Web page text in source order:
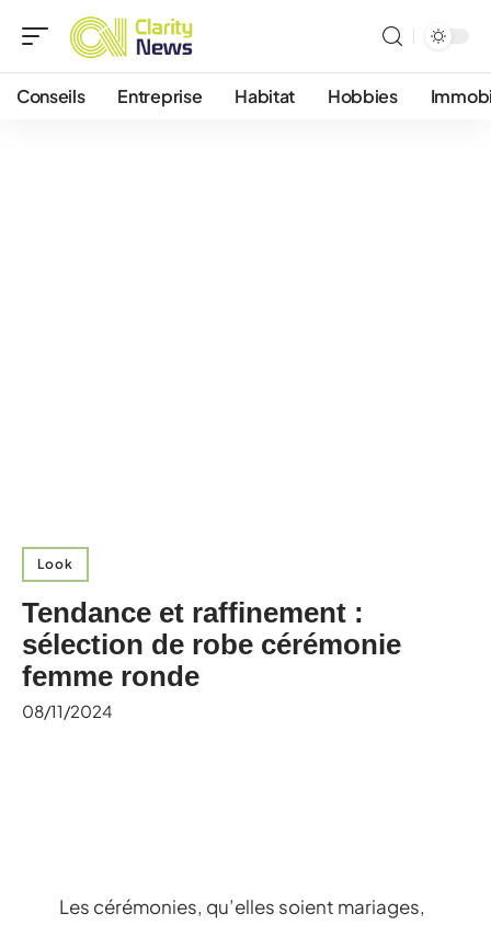
Conseils Entreprise Habitat Hobbies
Look
Tendance et raffinement :
sélection de robe cérémonie
femme ronde
08/11/2024
Les cérémonies, qu’elles soient mariages,